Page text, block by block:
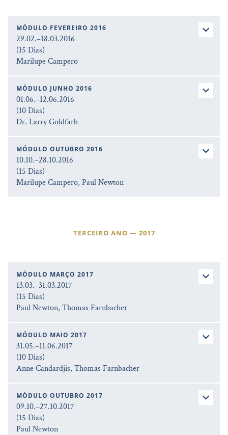
MÓDULO FEVEREIRO 2016
29.02.–18.03.2016
(15 Dias)
Marilupe Campero
MÓDULO JUNHO 2016
01.06.–12.06.2016
(10 Dias)
Dr. Larry Goldfarb
MÓDULO OUTUBRO 2016
10.10.–28.10.2016
(15 Dias)
Marilupe Campero, Paul Newton
TERCEIRO ANO — 2017
MÓDULO MARÇO 2017
13.03.–31.03.2017
(15 Dias)
Paul Newton, Thomas Farnbacher
MÓDULO MAIO 2017
31.05.–11.06.2017
(10 Dias)
Anne Candardjis, Thomas Farnbacher
MÓDULO OUTUBRO 2017
09.10.–27.10.2017
(15 Dias)
Paul Newton